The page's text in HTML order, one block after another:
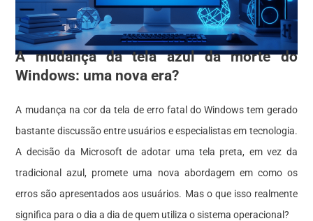
A mudança da tela azul da morte do
Windows: uma nova era?
A mudança na cor da tela de erro fatal do Windows tem gerado
bastante discussão entre usuários e especialistas em tecnologia.
A decisão da Microsoft de adotar uma tela preta, em vez da
tradicional azul, promete uma nova abordagem em como os
erros são apresentados aos usuários. Mas o que isso realmente
significa para o dia a dia de quem utiliza o sistema operacional?